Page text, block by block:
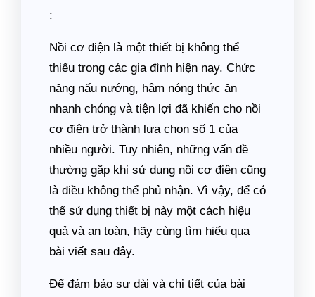
:
Nồi cơ điện là một thiết bị không thể
thiếu trong các gia đình hiện nay. Chức
năng nấu nướng, hâm nóng thức ăn
nhanh chóng và tiện lợi đã khiến cho nồi
cơ điện trở thành lựa chọn số 1 của
nhiều người. Tuy nhiên, những vấn đề
thường gặp khi sử dụng nồi cơ điện cũng
là điều không thể phủ nhận. Vì vậy, để có
thể sử dụng thiết bị này một cách hiệu
quả và an toàn, hãy cùng tìm hiểu qua
bài viết sau đây.
Để đảm bảo sự dài và chi tiết của bài